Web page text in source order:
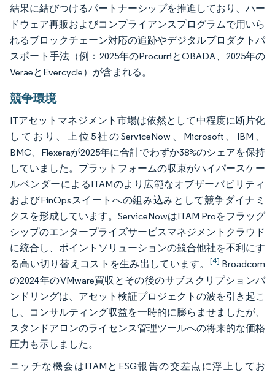
結果に結びつけるパートナーシップを推進しており、ハー
ドウェア再販およびコンプライアンスプログラムで用いら
れるブロックチェーン対応の追跡やデジタルプロダクトパ
スポート手法（例：2025年のProcurriとOBADA、2025年の
VeraeとEvercycle）が含まれる。
競争環境
ITアセットマネジメント市場は依然として中程度に断片化
しており、上位5社のServiceNow、Microsoft、IBM、
BMC、Flexeraが2025年に合計でわずか38%のシェアを保持
していました。プラットフォームの収束がハイパースケー
ルベンダーによるITAMのより広範なオブザーバビリティ
およびFinOpsスイートへの組み込みとして競争ダイナミ
クスを形成しています。ServiceNowはITAM Proをフラッグ
シップのエンタープライズサービスマネジメントクラウド
に統合し、ポイントソリューションの競合他社を不利にす
る高い切り替えコストを生み出しています。 [4] Broadcom
の2024年のVMware買収とその後のサブスクリプションバ
ンドリングは、アセット検証プロジェクトの波を引き起こ
し、コンサルティング収益を一時的に膨らませましたが、
スタンドアロンのライセンス管理ツールへの将来的な価格
圧力も示しました。
ニッチな機会はITAMとESG報告の交差点に浮上してお